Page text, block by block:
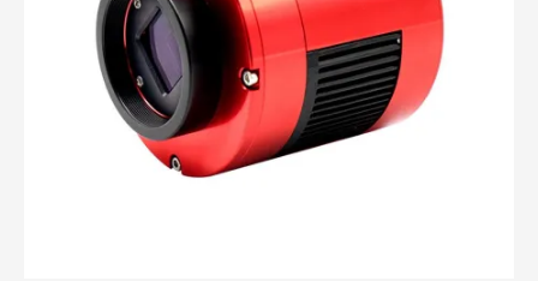
Accessoires pour montures
Têtes
Pièces détachées